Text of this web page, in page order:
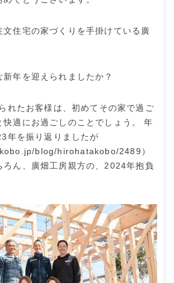
文住宅の家づくりを手掛けている廣
年を迎えられましたか？
れたお客様は、初めてその家で過ご
快適にお過ごしのことでしょう。 年
年を振り返りましたが
blog/hirohatakobo/2489 ）
ろん、廣畑工房親方の、2024年抱負